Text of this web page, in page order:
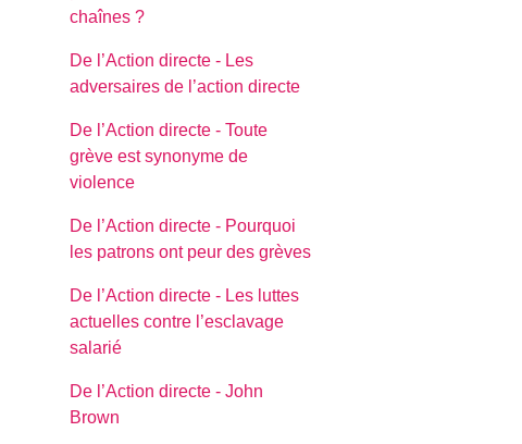
chaînes ?
De l’Action directe - Les
adversaires de l’action directe
De l’Action directe - Toute
grève est synonyme de
violence
De l’Action directe - Pourquoi
les patrons ont peur des grèves
De l’Action directe - Les luttes
actuelles contre l’esclavage
salarié
De l’Action directe - John
Brown